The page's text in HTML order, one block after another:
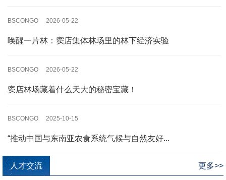
BSCONGO 2026-05-22
唤醒一片林：窦店集体林场里的林下经济实验
BSCONGO 2026-05-22
窦店林场藏着什么天大的秘密宝藏！
BSCONGO 2025-10-15
“推动中国与东南亚农食系统气候与自然友好...
人才交流 更多>>